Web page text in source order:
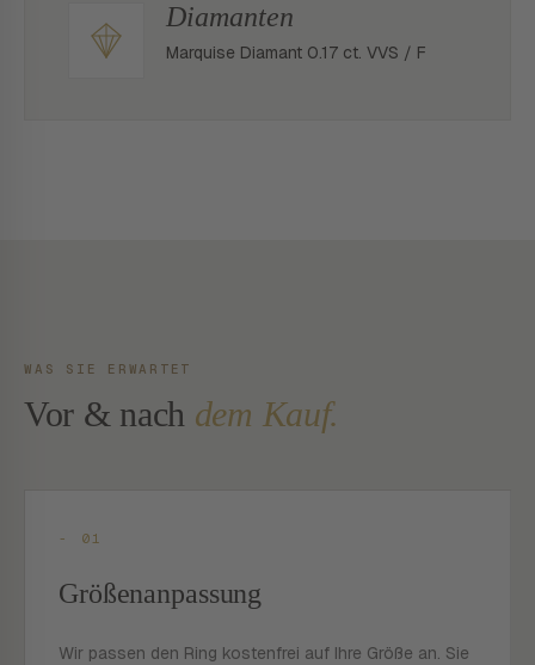
Diamanten
Marquise Diamant 0.17 ct. VVS / F
WAS SIE ERWARTET
Vor & nach dem Kauf.
- 01
Größenanpassung
Wir passen den Ring kostenfrei auf Ihre Größe an. Sie